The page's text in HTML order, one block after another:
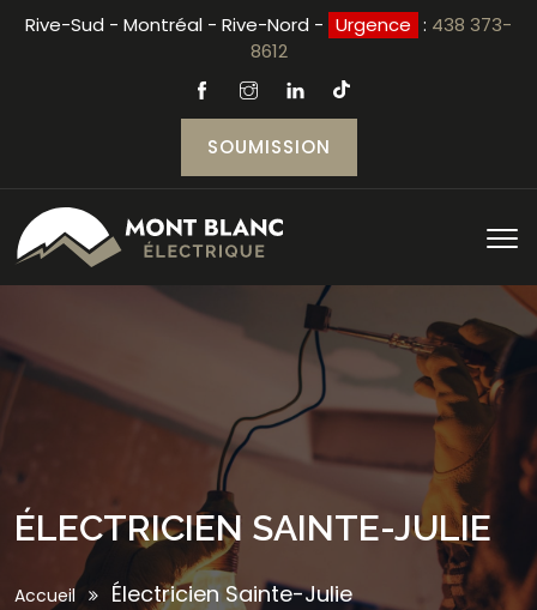
Rive-Sud - Montréal - Rive-Nord - Urgence : 438 373-
8612
SOUMISSION
ÉLECTRICIEN SAINTE-JULIE
Accueil Électricien Sainte-Julie